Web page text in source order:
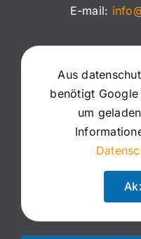
E-mail:
Aus
benötigt
um